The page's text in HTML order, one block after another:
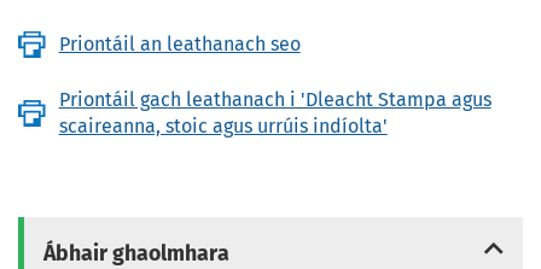
Priontáil an leathanach seo
Priontáil gach leathanach i 'Dleacht Stampa agus
scaireanna, stoic agus urrúis indíolta'
Ábhair ghaolmhara